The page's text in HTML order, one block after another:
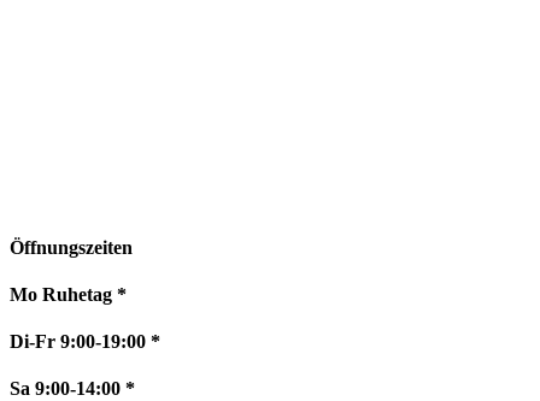
Öffnungszeiten
Mo Ruhetag *
Di-Fr 9:00-19:00 *
Sa 9:00-14:00 *